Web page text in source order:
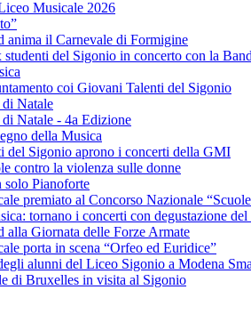
Musicale 2026
anima il Carnevale di Formigine
studenti del Sigonio in concerto con la
coi Giovani Talenti del Sigonio
Natale
Natale - 4a Edizione
della Musica
del Sigonio aprono i concerti della GMI
contro la violenza sulle donne
solo Pianoforte
premiato al Concorso Nazionale
tornano i concerti con degustazione
alla Giornata delle Forze Armate
porta in scena “Orfeo ed Euridice”
alunni del Liceo Sigonio a Modena
di Bruxelles in visita al Sigonio